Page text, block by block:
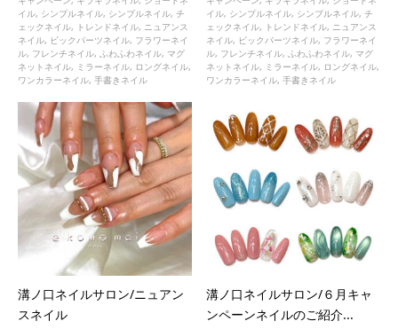
イル, シンプルネイル, シンプルネイル, チ
ェックネイル, トレンドネイル, ニュアンス
ネイル, ビックパーツネイル, フラワーネイ
ル, フレンチネイル, ふわふわネイル, マグ
ネットネイル, ミラーネイル, ロングネイル,
ワンカラーネイル, 手書きネイル
イル, シンプルネイル, シンプルネイル, チ
ェックネイル, トレンドネイル, ニュアンス
ネイル, ビックパーツネイル, フラワーネイ
ル, フレンチネイル, ふわふわネイル, マグ
ネットネイル, ミラーネイル, ロングネイル,
ワンカラーネイル, 手書きネイル
溝ノ口ネイルサロン/ニュアン
スネイル
溝ノ口ネイルサロン/６月キャ
ンペーンネイルのご紹介...